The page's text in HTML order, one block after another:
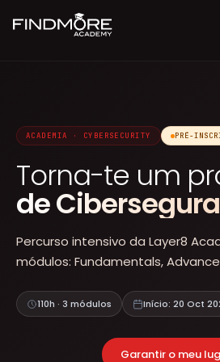
NAVEGAÇÃO
Formações
Empresas
Contactos
Cursos
ACADEMIA · CYBERSECURITY PRÉ-
Torna-te um
de
Percurso intensivo da Layer8
módulos: Fundamentals,
110h · 3 módulos Início: 20 Oct
Garantir o meu